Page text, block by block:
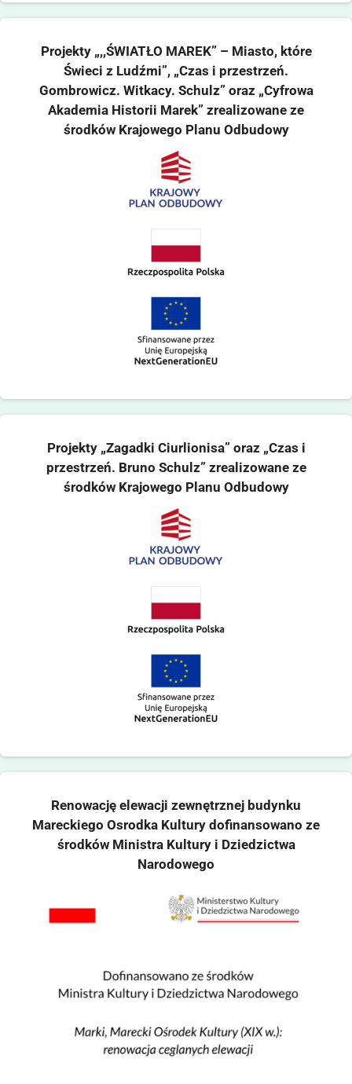
Projekty „,,ŚWIATŁO MAREK” – Miasto, które
Świeci z Ludźmi”, „Czas i przestrzeń.
Gombrowicz. Witkacy. Schulz” oraz „Cyfrowa
Akademia Historii Marek” zrealizowane ze
środków Krajowego Planu Odbudowy
Projekty „Zagadki Ciurlionisa” oraz „Czas i
przestrzeń. Bruno Schulz” zrealizowane ze
środków Krajowego Planu Odbudowy
Renowację elewacji zewnętrznej budynku
Mareckiego Osrodka Kultury dofinansowano ze
środków Ministra Kultury i Dziedzictwa
Narodowego